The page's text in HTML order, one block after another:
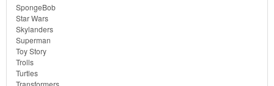
Strandlaken
&
Poncho
SpongeBob
Star Wars
Skylanders
Superman
Toy Story
Trolls
Turtles